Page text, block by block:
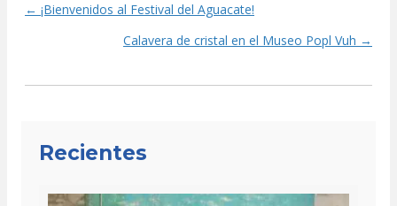
Posts
navigation
← ¡Bienvenidos al Festival del Aguacate!
Calavera de cristal en el Museo Popl Vuh →
Recientes